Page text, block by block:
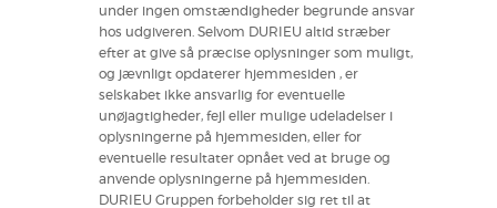
under ingen omstændigheder begrunde ansvar
hos udgiveren. Selvom DURIEU altid stræber
efter at give så præcise oplysninger som muligt,
og jævnligt opdaterer hjemmesiden , er
selskabet ikke ansvarlig for eventuelle
unøjagtigheder, fejl eller mulige udeladelser i
oplysningerne på hjemmesiden, eller for
eventuelle resultater opnået ved at bruge og
anvende oplysningerne på hjemmesiden.
DURIEU Gruppen forbeholder sig ret til at